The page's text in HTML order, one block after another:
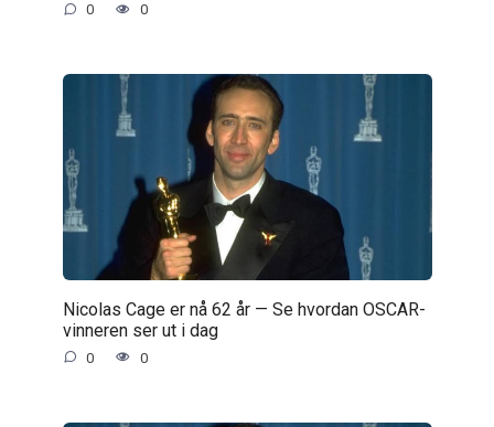
0 0
Nicolas Cage er nå 62 år — Se hvordan OSCAR-
vinneren ser ut i dag
0 0